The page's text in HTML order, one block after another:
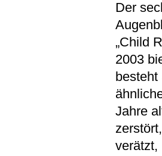
Der
„Child
2003
Jahre
verätzt,